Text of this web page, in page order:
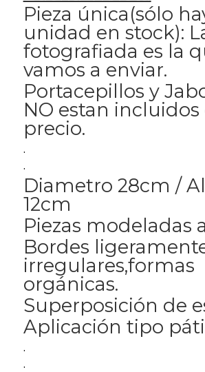
Pieza única(sólo
unidad en stock):
fotografiada es la
vamos a enviar.
Portacepillos y
NO estan incluidos
precio.
.
.
Diametro 28cm /
12cm
Piezas modeladas
Bordes
irregulares,formas
orgánicas.
Superposición de
Aplicación tipo
.
.